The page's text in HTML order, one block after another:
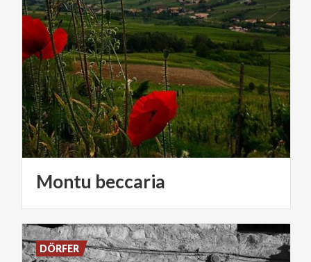
Montu beccaria
DÖRFER